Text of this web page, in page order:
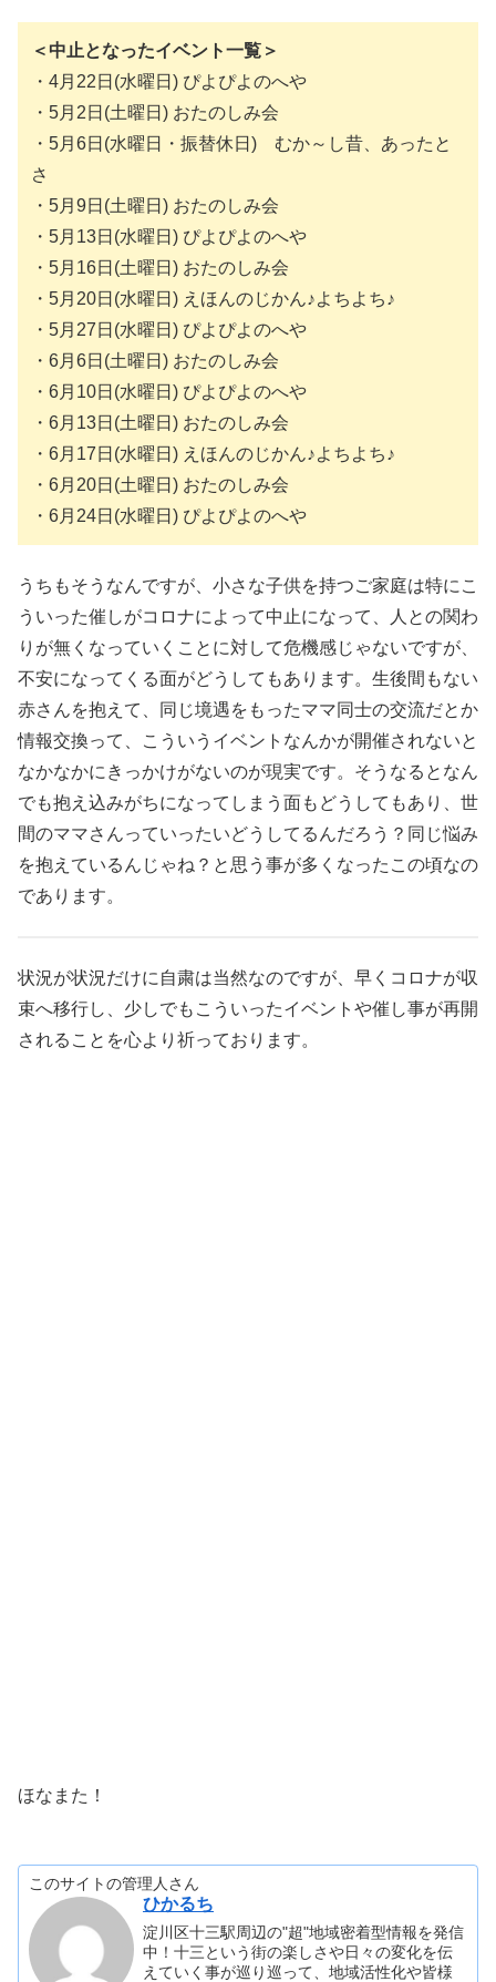
＜中止となったイベント一覧＞
・4月22日(水曜日) ぴよぴよのへや
・5月2日(土曜日) おたのしみ会
・5月6日(水曜日・振替休日) むか～し昔、あったと
さ
・5月9日(土曜日) おたのしみ会
・5月13日(水曜日) ぴよぴよのへや
・5月16日(土曜日) おたのしみ会
・5月20日(水曜日) えほんのじかん♪よちよち♪
・5月27日(水曜日) ぴよぴよのへや
・6月6日(土曜日) おたのしみ会
・6月10日(水曜日) ぴよぴよのへや
・6月13日(土曜日) おたのしみ会
・6月17日(水曜日) えほんのじかん♪よちよち♪
・6月20日(土曜日) おたのしみ会
・6月24日(水曜日) ぴよぴよのへや
うちもそうなんですが、小さな子供を持つご家庭は特にこ
ういった催しがコロナによって中止になって、人との関わ
りが無くなっていくことに対して危機感じゃないですが、
不安になってくる面がどうしてもあります。生後間もない
赤さんを抱えて、同じ境遇をもったママ同士の交流だとか
情報交換って、こういうイベントなんかが開催されないと
なかなかにきっかけがないのが現実です。そうなるとなん
でも抱え込みがちになってしまう面もどうしてもあり、世
間のママさんっていったいどうしてるんだろう？同じ悩み
を抱えているんじゃね？と思う事が多くなったこの頃なの
であります。
状況が状況だけに自粛は当然なのですが、早くコロナが収
束へ移行し、少しでもこういったイベントや催し事が再開
されることを心より祈っております。
ほなまた！
このサイトの管理人さん
ひかるち
淀川区十三駅周辺の"超"地域密着型情報を発信
中！十三という街の楽しさや日々の変化を伝
えていく事が巡り巡って、地域活性化や皆様